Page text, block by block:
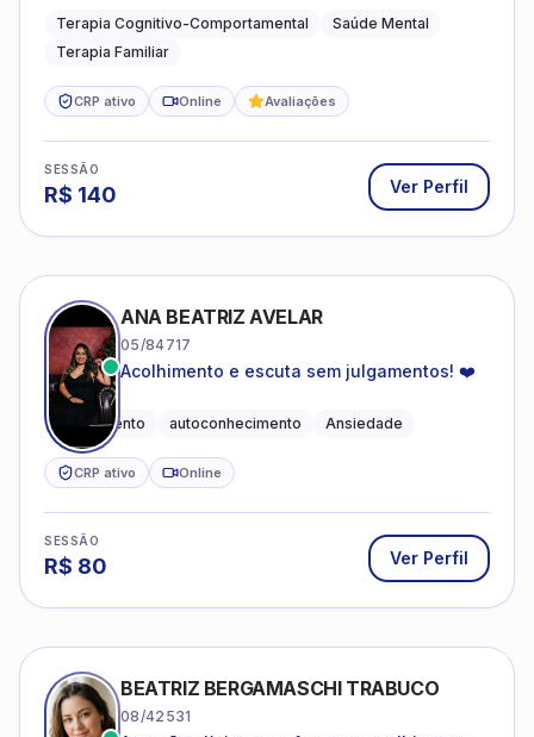
sistêmica
Terapia Cognitivo-Comportamental
Saúde Mental
Terapia Familiar
CRP ativo Online Avaliações
SESSÃO
R$ 140 Ver Perfil
ANA BEATRIZ AVELAR
05/84717
Acolhimento e escuta sem julgamentos! ❤️
Acolhimento autoconhecimento Ansiedade
CRP ativo Online
SESSÃO
R$ 80 Ver Perfil
BEATRIZ BERGAMASCHI TRABUCO
08/42531